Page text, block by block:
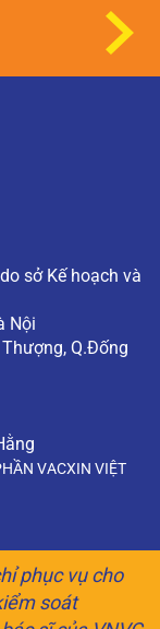
sở Kế hoạch và
Nội
Q.Đống
VACXIN VIỆT
phục vụ cho
soát